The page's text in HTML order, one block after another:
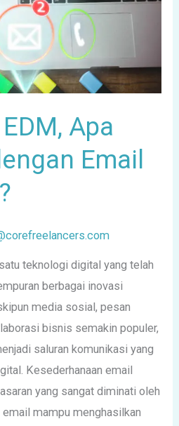
Apa
Email
teknologi digital yang telah
berbagai inovasi
media sosial, pesan
bisnis semakin populer,
saluran komunikasi yang
Kesederhanaan email
yang sangat diminati oleh
email mampu menghasilkan